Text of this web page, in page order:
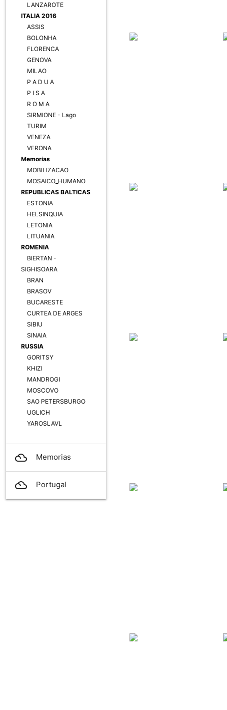
LANZAROTE
ITALIA 2016
ASSIS
BOLONHA
FLORENCA
GENOVA
MILAO
P A D U A
P I S A
R O M A
SIRMIONE - Lago
TURIM
VENEZA
VERONA
Memorias
MOBILIZACAO
MOSAICO_HUMANO
REPUBLICAS BALTICAS
ESTONIA
HELSINQUIA
LETONIA
LITUANIA
ROMENIA
BIERTAN -
SIGHISOARA
BRAN
BRASOV
BUCARESTE
CURTEA DE ARGES
SIBIU
SINAIA
RUSSIA
GORITSY
KHIZI
MANDROGI
MOSCOVO
SAO PETERSBURGO
UGLICH
YAROSLAVL
filter_drama Memorias
filter_drama Portugal